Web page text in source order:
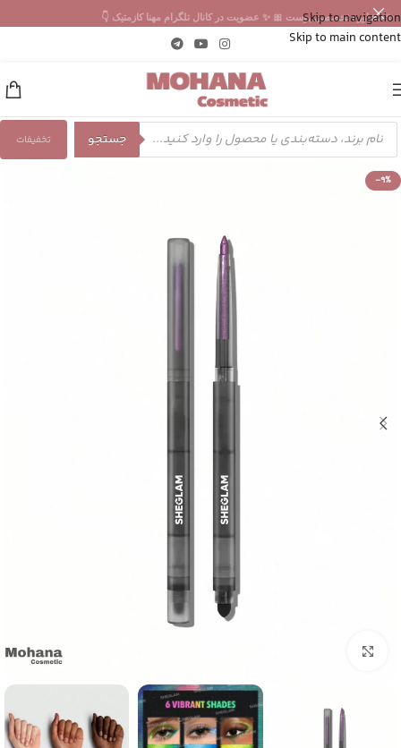
Skip to navigation
Skip to main content
✨ مشاوره تخصصی پوست 🎀 ✨ عضویت در کانال تلگرام مهنا کازمتیک 👇
جستجو تخفیفات
-9%